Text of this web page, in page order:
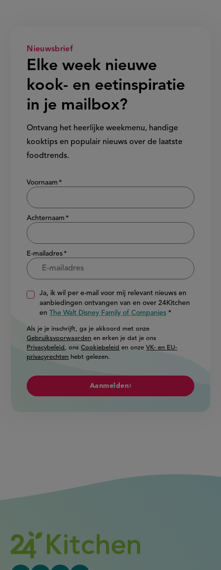
Nieuwsbrief
Elke week nieuwe
kook- en eetinspiratie
in je mailbox?
Ontvang het heerlijke weekmenu, handige
kooktips en populair nieuws over de laatste
foodtrends.
Show/hide
Voornaam
Achternaam
E-mailadres
Ja, ik wil per e-mail voor mij relevant nieuws en
aanbiedingen ontvangen van en over 24Kitchen
enThe Walt Disney Family of Companies
Als je je inschrijft, ga je akkoord met onze
Gebruiksvoorwaarden en erken je dat je ons
Privacybeleid , onsCookiebeleid en onzeVK- en EU-
privacyrechten hebt gelezen.
Aanmelden